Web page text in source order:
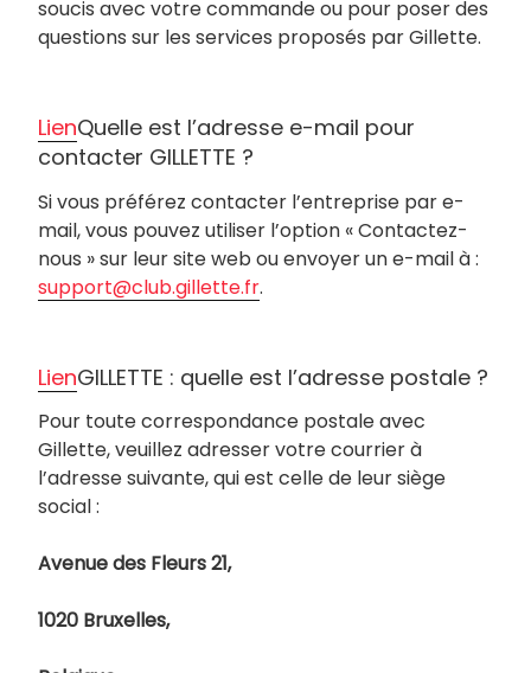
soucis avec votre commande ou pour poser des
questions sur les services proposés par Gillette.
LienQuelle est l’adresse e-mail pour
contacter GILLETTE ?
Si vous préférez contacter l’entreprise par e-
mail, vous pouvez utiliser l’option « Contactez-
nous » sur leur site web ou envoyer un e-mail à :
support@club.gillette.fr.
LienGILLETTE : quelle est l’adresse postale ?
Pour toute correspondance postale avec
Gillette, veuillez adresser votre courrier à
l’adresse suivante, qui est celle de leur siège
social :
Avenue des Fleurs 21,
1020 Bruxelles,